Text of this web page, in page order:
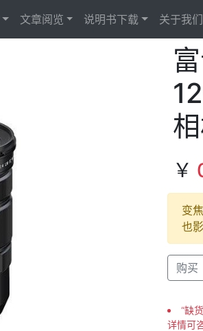
文章阅览 说明书下载 关于我们
￥
变
也
购买
“缺
详情可